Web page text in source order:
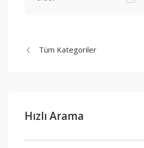
Tüm Kategoriler
Hızlı Arama